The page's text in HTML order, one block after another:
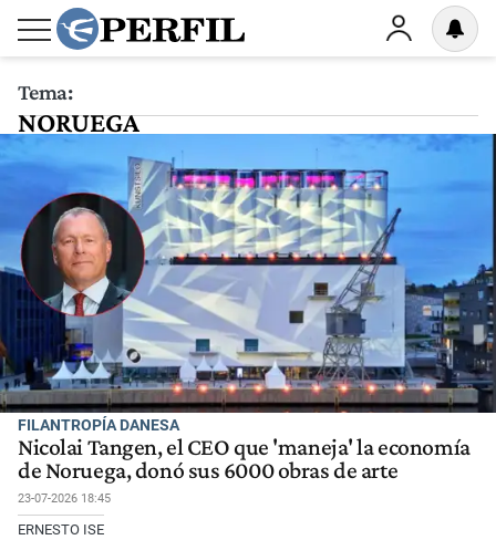
Tema:
NORUEGA
FILANTROPÍA DANESA
Nicolai Tangen, el CEO que 'maneja' la economía
de Noruega, donó sus 6000 obras de arte
23-07-2026 18:45
ERNESTO ISE